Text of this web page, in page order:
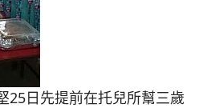
25日先提前在托兒所幫三歲